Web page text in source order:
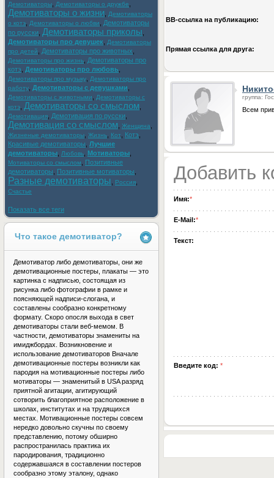
BB-cсылка на публикацию:
Прямая ссылка для друга:
группа:
Всем
Добавить
Имя:*
E-Mail:*
Текст:
Введите код: *
Демотиваторы Демотиваторы о дружбе
Демотиваторы о жизни
Демотиваторы
о котэ
Демотиваторы о любви
Демотиваторы
по русски Демотиваторы приколы
Демотиваторы про девушек
Демотиваторы
про детей
Демотиваторы про животных
Демотиваторы про жизнь
Демотиваторы про
котэ
Демотиваторы про любовь
Демотиваторы про музыку
Демотиваторы про
работу
Демотиваторы с девушками
Демотиваторы с животными
Демотиваторы с
котэ
Демотиваторы со смыслом
Демотивация Демотивация по русски
Демотивация со смыслом Женщина
Жизненые демотиваторы Жизнь Кот Котэ
Красивые демотиваторы Лучшие
демотиваторы
Любовь Мотиваторы
Мотиваторы со смыслом
Позитивные
демотиваторы
Позитивные мотиваторы
Разные демотиваторы Россия
Счастье
Показать все теги
Что такое демотиватор?
Демотиватор либо демотиваторы, они же
демотивационные постеры, плакаты — это
картинка с надписью, состоящая из
рисунка либо фотографии в рамке и
поясняющей надписи-слогана, и
составлены сообразно конкретному
формату. Скоро опосля выхода в свет
демотиваторы стали веб-мемом. В
частности, демотиваторы знамениты на
имиджбордах. Возникновение и
использование демотиваторов Вначале
демотивационные постеры возникли как
пародия на мотивационные постеры либо
мотиваторы — знаменитый в USA разряд
приятной агитации, агитирующий
сотворить благоприятное расположение в
школах, институтах и на трудящихся
местах. Мотивационные постеры совсем
нередко довольно скучны по своему
представлению, потому обширно
распространилась практика их
пародирования, традиционно
содержавшаяся в составлении постеров
сообразно этому эталону, однако